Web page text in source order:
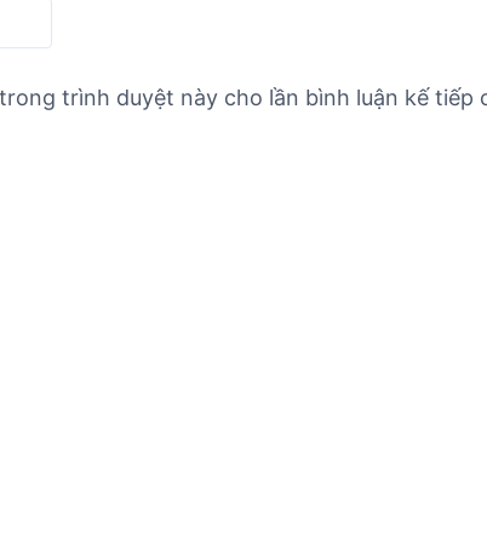
trình duyệt này cho lần bình luận kế tiếp